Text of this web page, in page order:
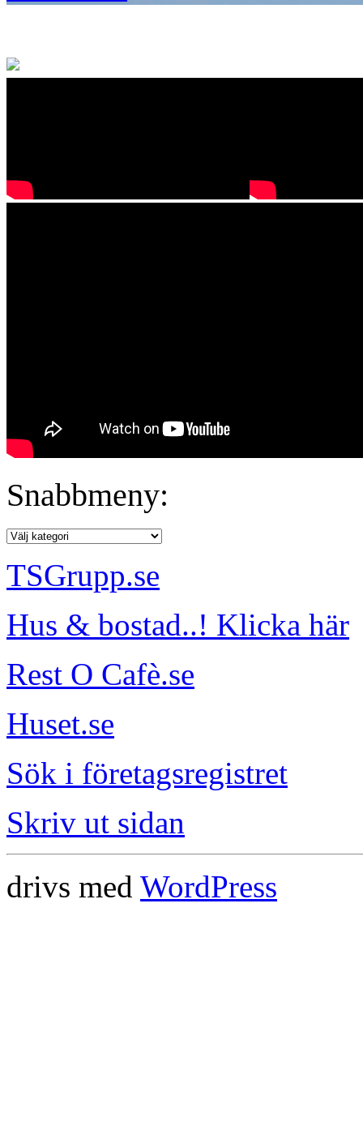
Snabbmeny:
TSGrupp.se
Hus & bostad..! Klicka här
Rest O Cafè.se
Huset.se
Sök i företagsregistret
Skriv ut sidan
drivs med WordPress